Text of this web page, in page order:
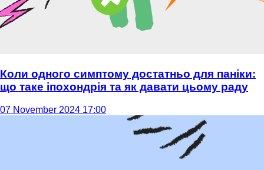
Коли одного симптому достатньо для паніки:
що таке іпохондрія та як давати цьому раду
07 November 2024 17:00